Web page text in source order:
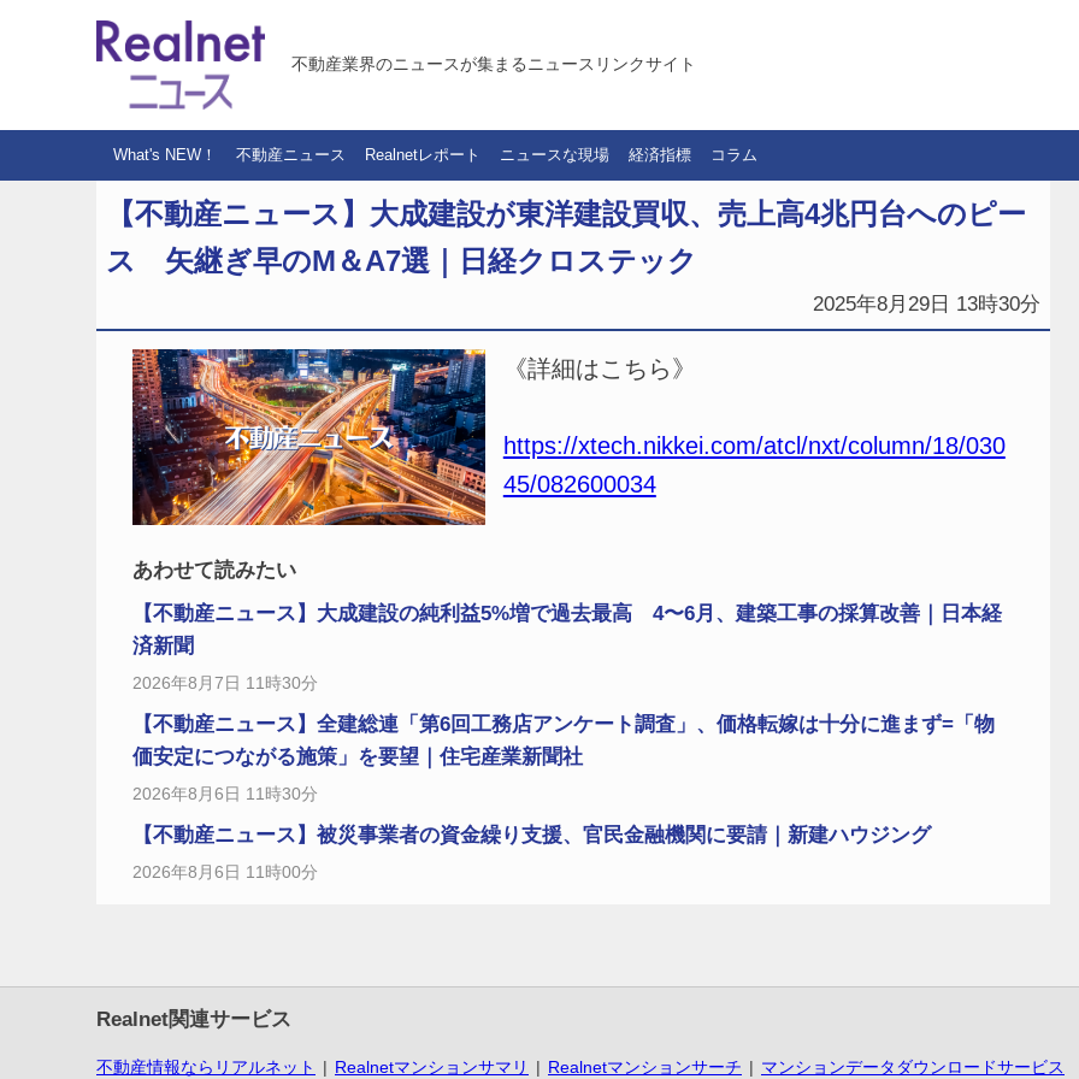
不動産業界のニュースが集まるニュースリンクサイト
What's NEW！ 不動産ニュース Realnetレポート ニュースな現場 経済指標 コラム
【不動産ニュース】大成建設が東洋建設買収、売上高4兆円台へのピー
ス 矢継ぎ早のM＆A7選｜日経クロステック
2025年8月29日 13時30分
《詳細はこちら》
https://xtech.nikkei.com/atcl/nxt/column/18/030
45/082600034
あわせて読みたい
【不動産ニュース】大成建設の純利益5%増で過去最高 4〜6月、建築工事の採算改善｜日本経
済新聞
2026年8月7日 11時30分
【不動産ニュース】全建総連「第6回工務店アンケート調査」、価格転嫁は十分に進まず=「物
価安定につながる施策」を要望｜住宅産業新聞社
2026年8月6日 11時30分
【不動産ニュース】被災事業者の資金繰り支援、官民金融機関に要請｜新建ハウジング
2026年8月6日 11時00分
Realnet関連サービス
不動産情報ならリアルネット Realnetマンションサマリ Realnetマンションサーチ マンションデータダウンロードサービス